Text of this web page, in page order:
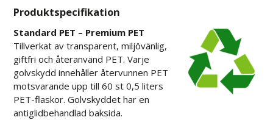
Produktspecifikation
Standard PET – Premium PET
Tillverkat av transparent, miljövänlig,
giftfri och återanvänd PET. Varje
golvskydd innehåller återvunnen PET
motsvarande upp till 60 st 0,5 liters
PET-flaskor. Golvskyddet har en
antiglidbehandlad baksida.